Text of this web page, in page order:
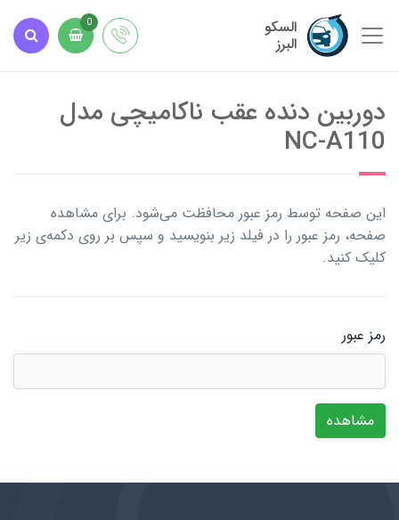
السکو
البرز
0
دوربین دنده عقب ناکامیچی مدل
NC-A110
این صفحه توسط رمز عبور محافظت می‌شود. برای مشاهده
صفحه، رمز عبور را در فیلد زیر بنویسید و سپس بر روی دکمه‌ی زیر
کلیک کنید.
رمز عبور
مشاهده